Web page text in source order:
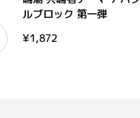
ルブロック 第一弾
¥1,872